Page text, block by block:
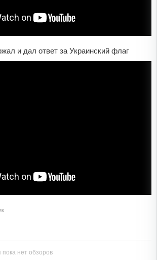
и дал ответ за Украинский флаг
нет обзоров